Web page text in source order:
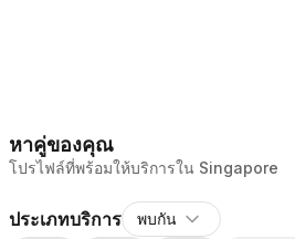
หาคู่ของคุณ
โปรไฟล์ที่พร้อมให้บริการใน Singapore
ประเภทบริการ พบกัน